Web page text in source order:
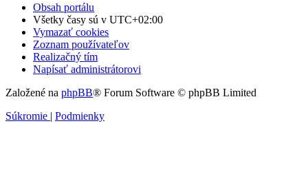
Obsah portálu
Všetky časy sú v UTC+02:00
Vymazať cookies
Zoznam používateľov
Realizačný tím
Napísať administrátorovi
Založené na phpBB® Forum Software © phpBB Limited
Súkromie | Podmienky